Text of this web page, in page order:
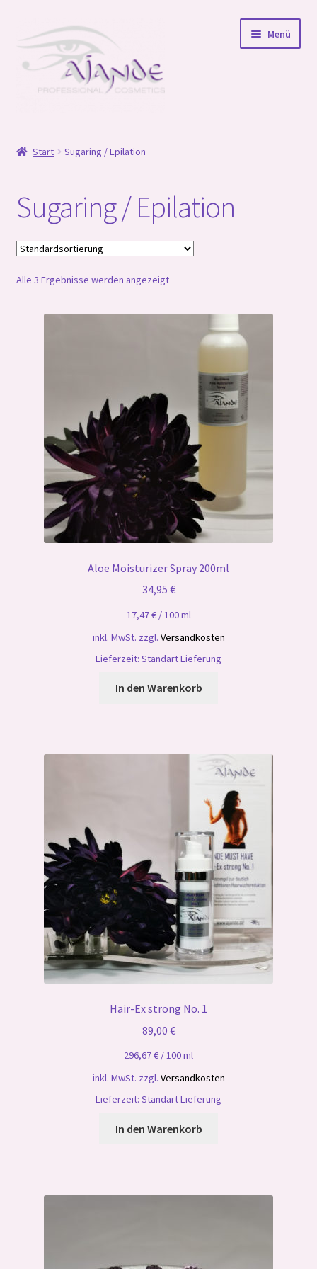
Navigation
springen
Inhalt
springen
Menü
Shop
Wir für Sie
Ajande Team und Partner
Gallerie
Start Sugaring / Epilation
Sugaring / Epilation
Alle 3 Ergebnisse werden angezeigt
Aloe Moisturizer Spray 200ml
34,95 €
17,47€/ 100ml
inkl. MwSt. zzgl. Versandkosten
Lieferzeit: Standart Lieferung
In den Warenkorb
Hair-Ex strong No. 1
89,00 €
296,67€ /100ml
inkl. MwSt. zzgl. Versandkosten
Lieferzeit: Standart Lieferung
In den Warenkorb